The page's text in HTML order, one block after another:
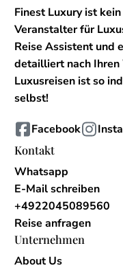
Finest Luxury ist
Veranstalter für
Reise Assistent und
detailliert nach Ihren
Luxusreisen ist so
selbst!
Facebook
Kontakt
Whatsapp
E-Mail schreiben
+4922045089560
Reise anfragen
Unternehmen
About Us